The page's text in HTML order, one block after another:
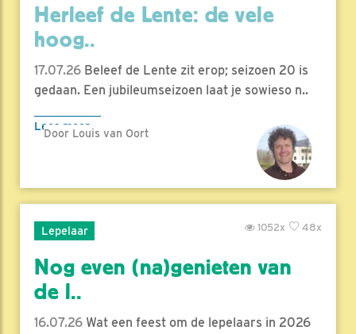
Herleef de Lente: de vele
hoog..
17.07.26 Beleef de Lente zit erop; seizoen 20 is
gedaan. Een jubileumseizoen laat je sowieso n..
Lees meer
Door Louis van Oort
Lepelaar 48x
1052x
Nog even (na)genieten van
de l..
16.07.26 Wat een feest om de lepelaars in 2026